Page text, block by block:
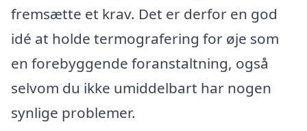
fremsætte et krav. Det er derfor en god
idé at holde termografering for øje som
en forebyggende foranstaltning, også
selvom du ikke umiddelbart har nogen
synlige problemer.